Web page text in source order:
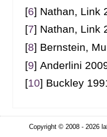
[6] Nathan, Link
[7] Nathan, Link
[8] Bernstein,
[9]Anderlini
[10] Buckley
Copyright © 2008 - 2026